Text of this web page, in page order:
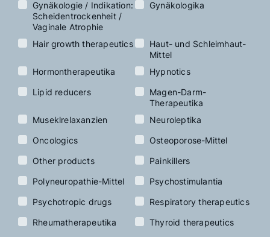
Gynäkologie / Indikation:
Scheidentrockenheit /
Vaginale Atrophie
Gynäkologika
Hair growth therapeutics
Haut- und Schleimhaut-
Mittel
Hormontherapeutika
Hypnotics
Lipid reducers
Magen-Darm-
Therapeutika
Museklrelaxanzien
Neuroleptika
Oncologics
Osteoporose-Mittel
Other products
Painkillers
Polyneuropathie-Mittel
Psychostimulantia
Psychotropic drugs
Respiratory therapeutics
Rheumatherapeutika
Thyroid therapeutics